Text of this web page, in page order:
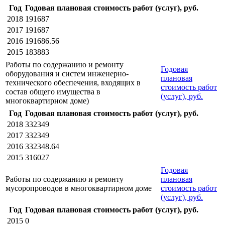
Год Годовая плановая стоимость работ (услуг), руб.
2018 191687
2017 191687
2016 191686.56
2015 183883
Работы по содержанию и ремонту
оборудования и систем инженерно-
технического обеспечения, входящих в
состав общего имущества в
многоквартирном доме)
Годовая
плановая
стоимость работ
(услуг), руб.
Год Годовая плановая стоимость работ (услуг), руб.
2018 332349
2017 332349
2016 332348.64
2015 316027
Работы по содержанию и ремонту
мусоропроводов в многоквартирном доме
Годовая
плановая
стоимость работ
(услуг), руб.
Год Годовая плановая стоимость работ (услуг), руб.
2015 0